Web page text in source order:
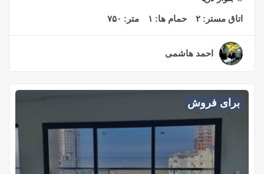
اتاق مستر: ۲ حمام ها: ۱ متر: ۷۵۰
احمد هاشمی
برای فروش